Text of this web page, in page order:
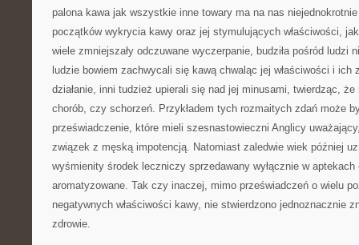
palona kawa jak wszystkie inne towary ma na nas
początków wykrycia kawy oraz jej stymulujących właściwości,
wiele zmniejszały odczuwane wyczerpanie, budziła pośród ludzi
ludzie bowiem zachwycali się kawą chwaląc jej właściwości i ich
działanie, inni tudzież upierali się nad jej minusami, twierdząc,
chorób, czy schorzeń. Przykładem tych rozmaitych zdań może
przeświadczenie, które mieli szesnastowieczni Anglicy
związek z męską impotencją. Natomiast zaledwie wiek później
wyśmienity środek leczniczy sprzedawany wyłącznie w
aromatyzowane. Tak czy inaczej, mimo przeświadczeń o wielu
negatywnych właściwości kawy, nie stwierdzono jednoznacznie
zdrowie.